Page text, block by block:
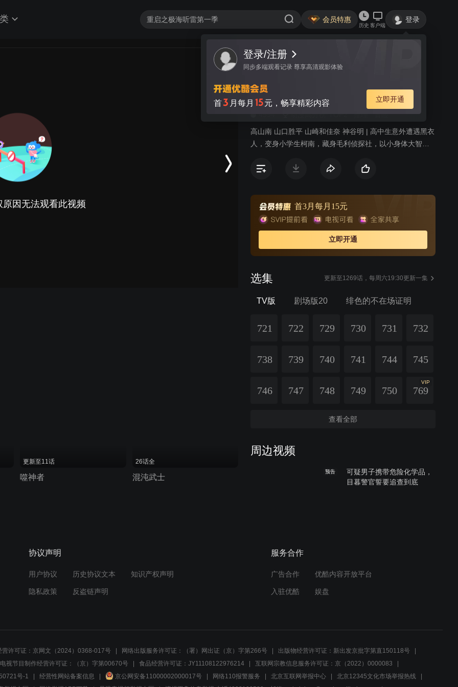
会员特惠
历史 客户端
登录
因无法观看此视频
视频 讨论
名侦探柯南
动漫高分榜·TOP2 推理 冒险
高山南 山口胜平 山崎和佳奈 神谷明 | 高中生意外遭遇黑衣
人，变身小学生柯南，藏身毛利侦探社，以小身体大智
首3月每月15元
立即开通
选集 更新至1269话，每周六19:30更新一集
TV版 剧场版20 绯色的不在场证明
721 722 729 730 731 732
738 739 740 741 744 745
746 747 748 749 750
VIP
769
查看全部
周边视频
预告
可疑男子携带危险化学品，
目暮警官誓要追查到底
落的男子
00:29
更新至11话
噬神者
26话全
混沌武士
协议声明
用户协议 历史协议文本 知识产权声明
隐私政策 反盗链声明
服务合作
广告合作 优酷内容开放平台
入驻优酷 娱盘
营许可证：京网文（2024）0368-017号 网络出版服务许可证：（署）网出证（京）字第266号
出版物经营许可证：新出发京批字第直150118号
视节目制作经营许可证：（京）字第00670号
食品经营许可证：JY11108122976214
互联网宗教信息服务许可证：京（2022）0000083
号-1
经营性网站备案信息 京公网安备11000002000017号 网络110报警服务 北京互联网举报中心
北京12345文化市场举报热线